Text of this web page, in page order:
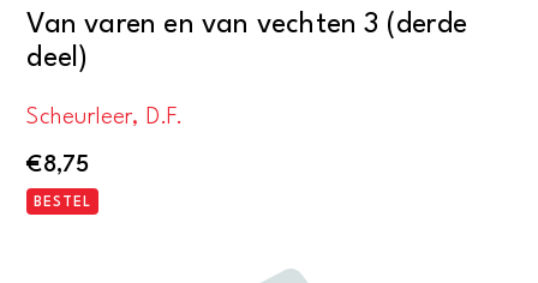
Van varen en van vechten 3 (derde
deel)
Scheurleer, D.F.
€8,75
BESTEL